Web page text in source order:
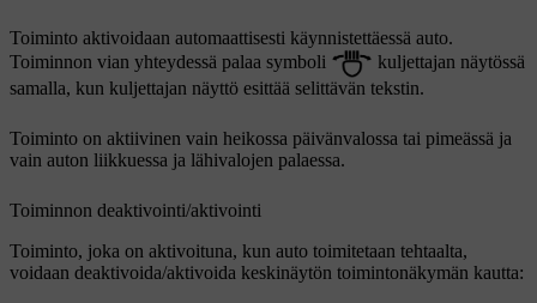
Toiminto aktivoidaan automaattisesti käynnistettäessä auto.
Toiminnon vian yhteydessä palaa symboli
kuljettajan näytössä
samalla, kun kuljettajan näyttö esittää selittävän tekstin.
Toiminto on aktiivinen vain heikossa päivänvalossa tai pimeässä ja
vain auton liikkuessa ja lähivalojen palaessa.
Toiminnon deaktivointi/aktivointi
Toiminto, joka on aktivoituna, kun auto toimitetaan tehtaalta,
voidaan deaktivoida/aktivoida keskinäytön toimintonäkymän kautta: